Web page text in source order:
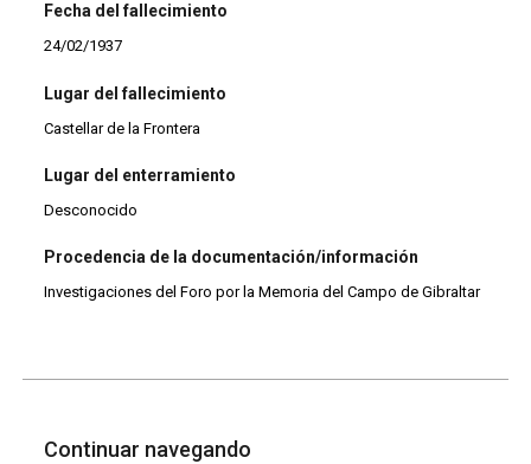
Fecha del fallecimiento
24/02/1937
Lugar del fallecimiento
Castellar de la Frontera
Lugar del enterramiento
Desconocido
Procedencia de la documentación/información
Investigaciones del Foro por la Memoria del Campo de Gibraltar
Continuar navegando